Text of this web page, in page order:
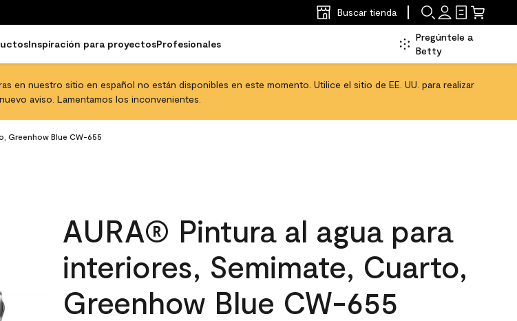
Buscar tienda
Inspiración para proyectosProfesionales
Pregúntele a
Betty
en nuestro sitio en español no están disponibles en este momento. Utilice el sitio de EE. UU. para realizar
aviso. Lamentamos los inconvenientes.
Greenhow Blue CW-655
AURA® Pintura al agua para
interiores, Semimate, Cuarto,
Greenhow Blue CW-655